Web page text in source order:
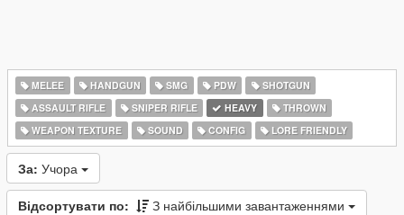
MELEE HANDGUN SMG PDW
SHOTGUN
ASSAULT RIFLE
SNIPER RIFLE HEAVY
THROWN
WEAPON TEXTURE
SOUND CONFIG LORE FRIENDLY
За: Учора
Відсортувати по: З найбільшими завантаженнями